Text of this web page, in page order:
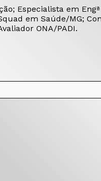
Especialista em
em Saúde/MG;
ONA/PADI.